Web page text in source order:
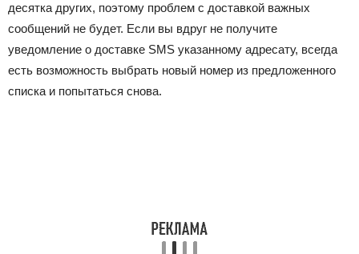
десятка других, поэтому проблем с доставкой важных
сообщений не будет. Если вы вдруг не получите
уведомление о доставке SMS указанному адресату, всегда
есть возможность выбрать новый номер из предложенного
списка и попытаться снова.